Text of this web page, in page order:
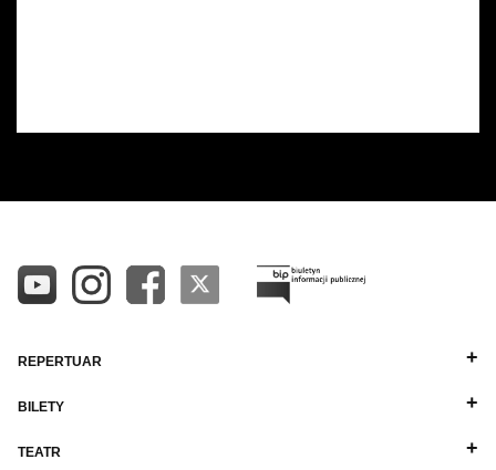
REPERTUAR
BILETY
TEATR